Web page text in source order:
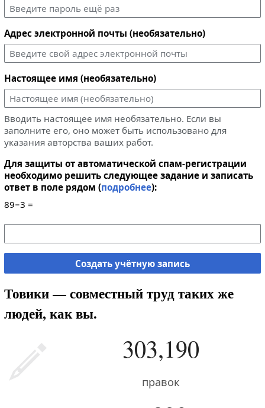
Адрес электронной почты (необязательно)
Настоящее имя (необязательно)
Вводить настоящее имя необязательно. Если вы
заполните его, оно может быть использовано для
указания авторства ваших работ.
Для защиты от автоматической спам-регистрации
необходимо решить следующее задание и записать
ответ в поле рядом (подробнее):
89−3 =
Создать учётную запись
Товики — совместный труд таких же
людей, как вы.
303,190
правок